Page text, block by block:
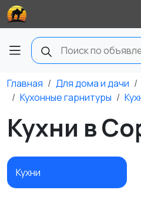
Главная Для дома и дачи
Кухонные гарнитуры
Кухни в
Кухни